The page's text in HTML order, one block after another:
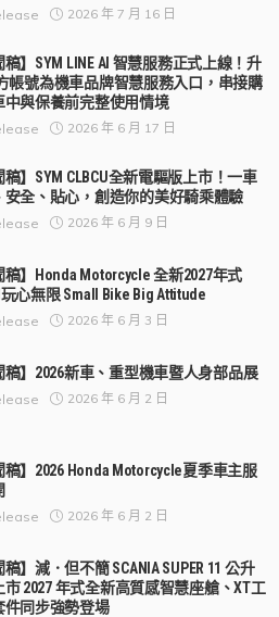
2026 年 7 月 16 日
稿】SYM LINE AI 智慧服務正式上線！升
帳號為機車品牌智慧服務入口，串接購
中與保養前完整使用情境
2026 年 6 月 17 日
稿】SYM CLBCU全新電驅版上市！一車
安全、貼心，創造你的美好騎乘體驗
2026 年 6 月 9 日
稿】Honda Motorcycle 全新2027年式
玩心無限 Small Bike Big Attitude
2026 年 6 月 3 日
稿】2026新車、重型機車暨人身部品展
2026 年 6 月 2 日
稿】2026 Honda Motorcycle夏季車主服
2026 年 6 月 2 日
稿】減．但不簡 SCANIA SUPER 11 公升
2027 年式全新高質感智慧座艙、XT工
件同步強勢登場